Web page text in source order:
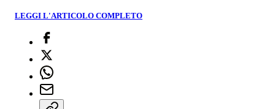
LEGGI L'ARTICOLO COMPLETO